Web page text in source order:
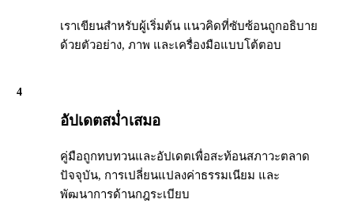
เราเขียนสำหรับผู้เริ่มต้น แนวคิดที่ซับซ้อนถูกอธิบาย
ด้วยตัวอย่าง, ภาพ และเครื่องมือแบบโต้ตอบ
4
อัปเดตสม่ำเสมอ
คู่มือถูกทบทวนและอัปเดตเพื่อสะท้อนสภาวะตลาด
ปัจจุบัน, การเปลี่ยนแปลงค่าธรรมเนียม และ
พัฒนาการด้านกฎระเบียบ